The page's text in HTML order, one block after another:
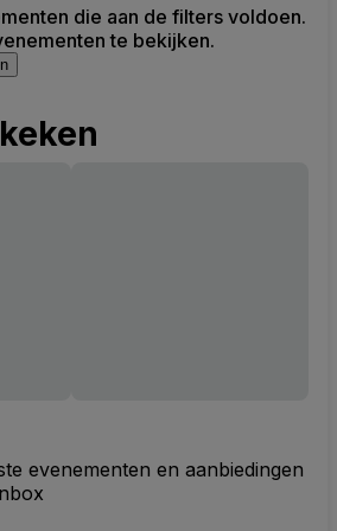
die aan de filters voldoen.
te bekijken.
evenementen en aanbiedingen